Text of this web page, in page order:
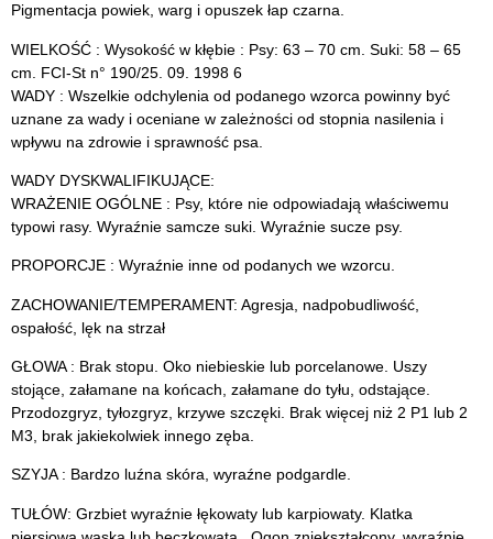
Pigmentacja powiek, warg i opuszek łap czarna.
WIELKOŚĆ : Wysokość w kłębie : Psy: 63 – 70 cm. Suki: 58 – 65
cm. FCI-St n° 190/25. 09. 1998 6
WADY : Wszelkie odchylenia od podanego wzorca powinny być
uznane za wady i oceniane w zależności od stopnia nasilenia i
wpływu na zdrowie i sprawność psa.
WADY DYSKWALIFIKUJĄCE:
WRAŻENIE OGÓLNE : Psy, które nie odpowiadają właściwemu
typowi rasy. Wyraźnie samcze suki. Wyraźnie sucze psy.
PROPORCJE : Wyraźnie inne od podanych we wzorcu.
ZACHOWANIE/TEMPERAMENT: Agresja, nadpobudliwość,
ospałość, lęk na strzał
GŁOWA : Brak stopu. Oko niebieskie lub porcelanowe. Uszy
stojące, załamane na końcach, załamane do tyłu, odstające.
Przodozgryz, tyłozgryz, krzywe szczęki. Brak więcej niż 2 P1 lub 2
M3, brak jakiekolwiek innego zęba.
SZYJA : Bardzo luźna skóra, wyraźne podgardle.
TUŁÓW: Grzbiet wyraźnie łękowaty lub karpiowaty. Klatka